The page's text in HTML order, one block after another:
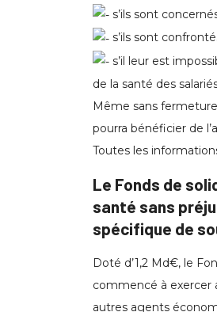
s’ils sont
s’ils sont
s’il leur est
de la santé des
Même sans
pourra bénéficier de
Toutes les
Le Fonds de
santé sans
spécifique de
Doté d’1,2 Md€, le
commencé à exercer
autres agents